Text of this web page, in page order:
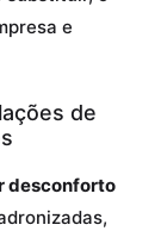
e
de
desconforto